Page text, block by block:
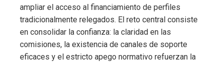
ampliar el acceso al financiamiento de perfiles
tradicionalmente relegados. El reto central consiste
en consolidar la confianza: la claridad en las
comisiones, la existencia de canales de soporte
eficaces y el estricto apego normativo refuerzan la